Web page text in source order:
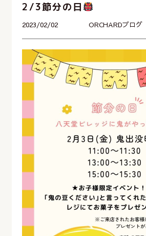
2/3節分の日
2023/02/02 ORCHARDブログ